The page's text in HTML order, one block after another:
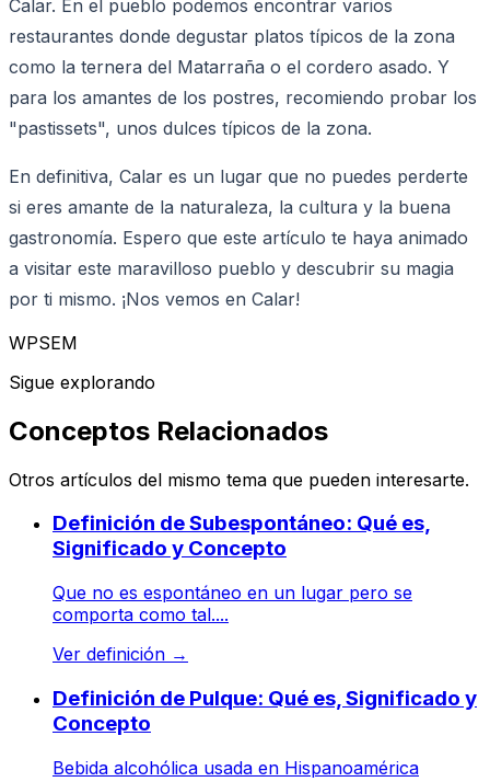
Calar. En el pueblo podemos encontrar varios
restaurantes donde degustar platos típicos de la zona
como la ternera del Matarraña o el cordero asado. Y
para los amantes de los postres, recomiendo probar los
"pastissets", unos dulces típicos de la zona.
En definitiva, Calar es un lugar que no puedes perderte
si eres amante de la naturaleza, la cultura y la buena
gastronomía. Espero que este artículo te haya animado
a visitar este maravilloso pueblo y descubrir su magia
por ti mismo. ¡Nos vemos en Calar!
WPSEM
Sigue explorando
Conceptos Relacionados
Otros artículos del mismo tema que pueden interesarte.
Definición de Subespontáneo: Qué es,
Significado y Concepto
Que no es espontáneo en un lugar pero se
comporta como tal....
Ver definición →
Definición de Pulque: Qué es, Significado y
Concepto
Bebida alcohólica usada en Hispanoamérica